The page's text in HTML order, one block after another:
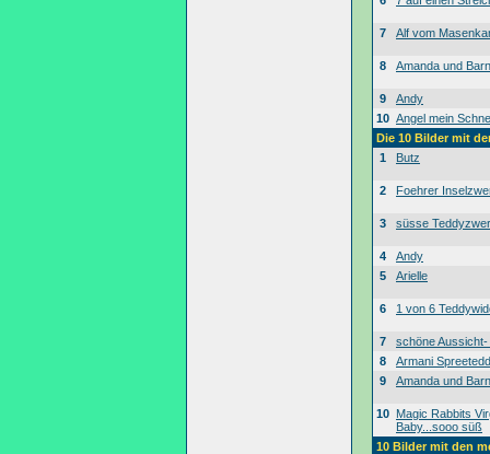
7 Alf vom
8 Amanda und
9
Andy
10 Angel mein
Die 10 Bilder mit
1
Butz
2 Foehrer
3 süsse
4
Andy
5
Arielle
6 1 von 6
7
schöne
8
Armani
9
Amanda und
10 Magic Rabbits
Baby...sooo süß
10 Bilder mit den